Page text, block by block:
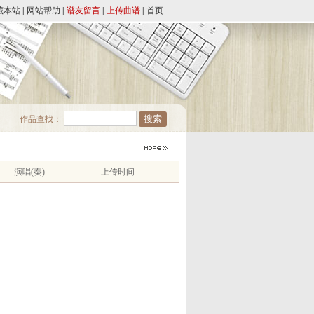
本站 网站帮助 谱友留言 上传曲谱 首页
作品查找：
演唱(奏) 上传时间